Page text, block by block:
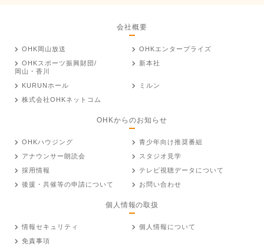
会社概要
OHK岡山放送
OHKエンタープライズ
OHKスポーツ振興財団/
岡山・香川
新本社
KURUNホール
ミルン
株式会社OHKネットコム
OHKからのお知らせ
OHKハウジング
青少年向け推奨番組
アナウンサー朗読会
スタジオ見学
採用情報
テレビ視聴データについて
後援・共催等の申請について
お問い合わせ
個人情報の取扱
情報セキュリティ
個人情報について
免責事項